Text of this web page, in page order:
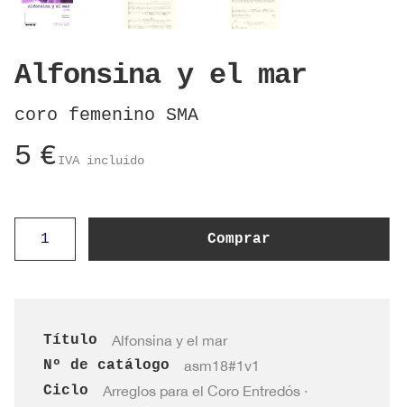
Alfonsina y el mar
coro femenino SMA
5 € IVA incluido
Alfonsina
cantidad
Comprar
Título
Alfonsina y el mar
Nº de catálogo
asm18#1v1
Ciclo
Arreglos para el Coro Entredós ·